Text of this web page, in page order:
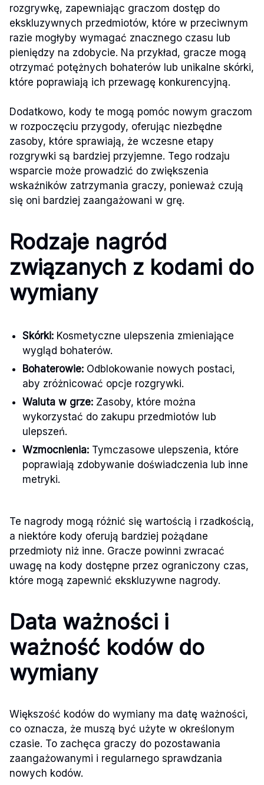
rozgrywkę, zapewniając graczom dostęp do
ekskluzywnych przedmiotów, które w przeciwnym
razie mogłyby wymagać znacznego czasu lub
pieniędzy na zdobycie. Na przykład, gracze mogą
otrzymać potężnych bohaterów lub unikalne skórki,
które poprawiają ich przewagę konkurencyjną.
Dodatkowo, kody te mogą pomóc nowym graczom
w rozpoczęciu przygody, oferując niezbędne
zasoby, które sprawiają, że wczesne etapy
rozgrywki są bardziej przyjemne. Tego rodzaju
wsparcie może prowadzić do zwiększenia
wskaźników zatrzymania graczy, ponieważ czują
się oni bardziej zaangażowani w grę.
Rodzaje nagród
związanych z kodami do
wymiany
Skórki: Kosmetyczne ulepszenia zmieniające
wygląd bohaterów.
Bohaterowie: Odblokowanie nowych postaci,
aby zróżnicować opcje rozgrywki.
Waluta w grze: Zasoby, które można
wykorzystać do zakupu przedmiotów lub
ulepszeń.
Wzmocnienia: Tymczasowe ulepszenia, które
poprawiają zdobywanie doświadczenia lub inne
metryki.
Te nagrody mogą różnić się wartością i rzadkością,
a niektóre kody oferują bardziej pożądane
przedmioty niż inne. Gracze powinni zwracać
uwagę na kody dostępne przez ograniczony czas,
które mogą zapewnić ekskluzywne nagrody.
Data ważności i
ważność kodów do
wymiany
Większość kodów do wymiany ma datę ważności,
co oznacza, że muszą być użyte w określonym
czasie. To zachęca graczy do pozostawania
zaangażowanymi i regularnego sprawdzania
nowych kodów.